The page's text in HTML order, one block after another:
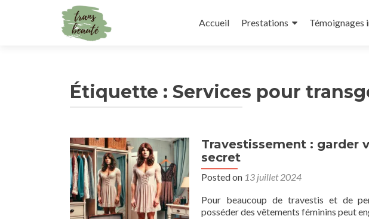
to
Accueil Prestations Témoignages
Étiquette : Services pour
Travestissement : garder
secret
Posted on 13 juillet 2024
Pour beaucoup de travestis et de
posséder des vêtements féminins peut